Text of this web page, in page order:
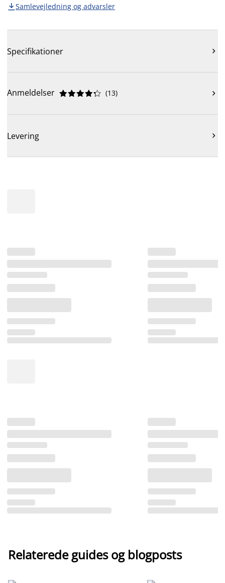
 Samlevejledning og advarsler
Specifikationer 
Anmeldelser 




 (13) 
Levering 
Relaterede guides og blogposts